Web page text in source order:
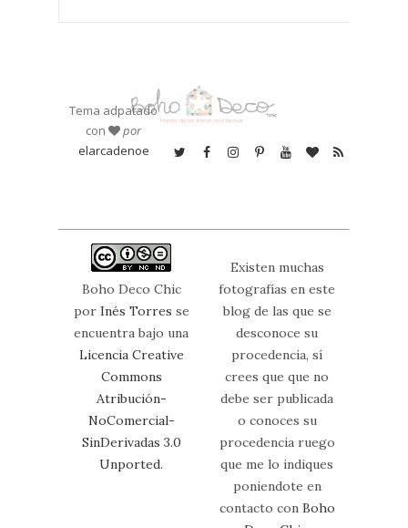
Tema adpatado
con
por
elarcadenoe
Boho Deco Chic
por Inés Torres se
encuentra bajo una
Licencia Creative
Commons
Atribución-
NoComercial-
SinDerivadas 3.0
Unported.
Existen muchas
fotografías en este
blog de las que se
desconoce su
procedencia, sí
crees que que no
debe ser publicada
o conoces su
procedencia ruego
que me lo indiques
poniendote en
contacto con Boho